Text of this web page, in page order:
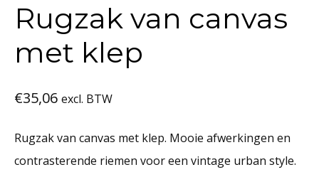
Rugzak van canvas
met klep
€35,06 excl. BTW
Rugzak van canvas met klep. Mooie afwerkingen en
contrasterende riemen voor een vintage urban style.